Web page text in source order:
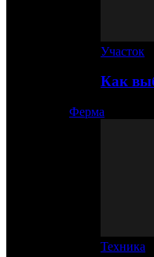
Участок
Как
Ферма
Техника